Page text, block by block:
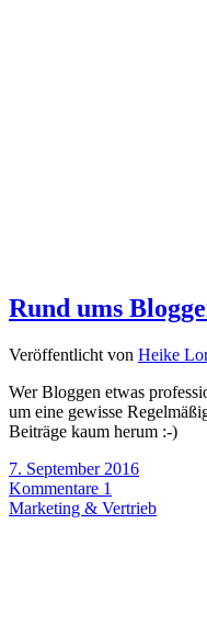
Rund ums
Veröffentlicht von Heike
Wer Bloggen etwas
um eine gewisse
Beiträge kaum herum :-)
7. September 2016
Kommentare 1
Marketing & Vertrieb